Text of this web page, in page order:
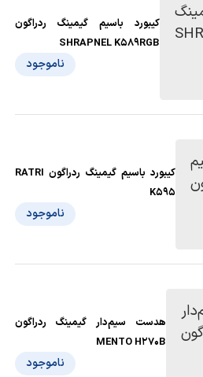
کیبورد باسیم گیمینگ ردراگون
SHRAPNEL K589RGB
ناموجود
کیبورد باسیم گیمینگ ردراگون RATRI
K595
ناموجود
هدست سیم‌دار گیمینگ ردراگون
MENTO H270B
ناموجود